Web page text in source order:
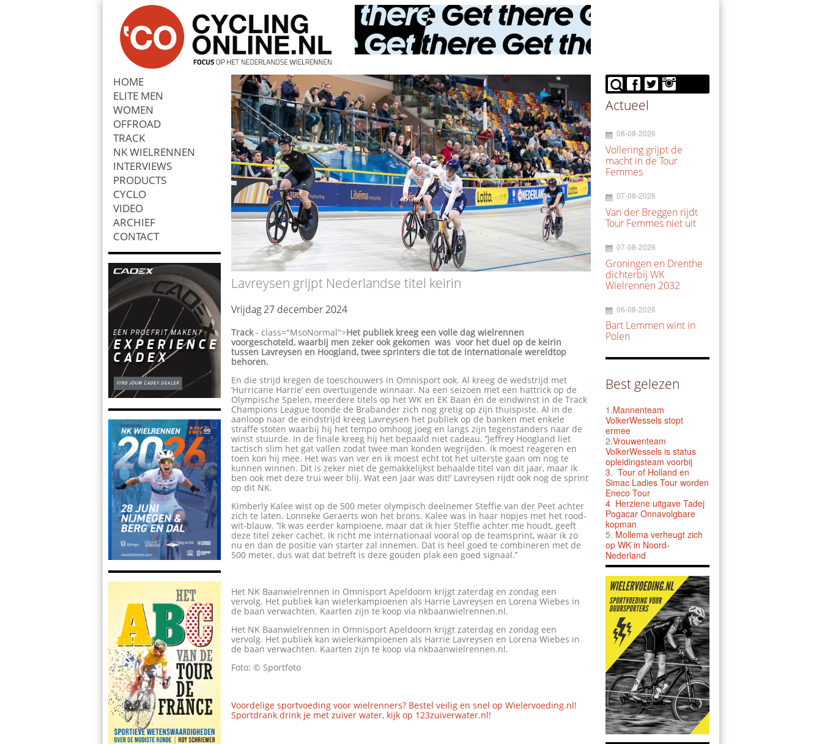
HOME
ELITE MEN
WOMEN
OFFROAD
TRACK
NK WIELRENNEN
INTERVIEWS
PRODUCTS
CYCLO
VIDEO
ARCHIEF
CONTACT
Zoek
Lavreysen grijpt Nederlandse titel keirin
Vrijdag 27 december 2024
Track- class="MsoNormal">Het publiek kreeg een volle dag wielrennen
voorgeschoteld, waarbij men zeker ook gekomen was voor het duel op de keirin
tussen Lavreysen en Hoogland, twee sprinters die tot de internationale wereldtop
behoren.
En die strijd kregen de toeschouwers in Omnisport ook. Al kreeg de wedstrijd met
‘Hurricane Harrie’ een overtuigende winnaar. Na een seizoen met een hattrick op de
Olympische Spelen, meerdere titels op het WK en EK Baan én de eindwinst in de Track
Champions League toonde de Brabander zich nog gretig op zijn thuispiste. Al in de
aanloop naar de eindstrijd kreeg Lavreysen het publiek op de banken met enkele
straffe stoten waarbij hij het tempo omhoog joeg en langs zijn tegenstanders naar de
winst stuurde. In de finale kreeg hij het bepaald niet cadeau. ‘’Jeffrey Hoogland liet
tactisch slim het gat vallen zodat twee man konden wegrijden. Ik moest reageren en
toen kon hij mee. Het was van ver en ik moest echt tot het uiterste gaan om nog te
kunnen winnen. Dit is zeker niet de gemakkelijkst behaalde titel van dit jaar, maar ik
ben ook met deze trui weer blij. Wat een jaar was dit!’ Lavreysen rijdt ook nog de sprint
op dit NK.
Kimberly Kalee wist op de 500 meter olympisch deelnemer Steffie van der Peet achter
zich te laten. Lonneke Geraerts won het brons. Kalee was in haar nopjes met het rood-
wit-blauw. ‘’Ik was eerder kampioene, maar dat ik hier Steffie achter me houdt, geeft
deze titel zeker cachet. Ik richt me internationaal vooral op de teamsprint, waar ik zo
nu en dan de positie van starter zal innemen. Dat is heel goed te combineren met de
500 meter, dus wat dat betreft is deze gouden plak een goed signaal.’’
Het NK Baanwielrennen in Omnisport Apeldoorn krijgt zaterdag en zondag een
vervolg. Het publiek kan wielerkampioenen als Harrie Lavreysen en Lorena Wiebes in
de baan verwachten. Kaarten zijn te koop via nkbaanwielrennen.nl.
Het NK Baanwielrennen in Omnisport Apeldoorn krijgt zaterdag en zondag een
vervolg. Het publiek kan wielerkampioenen als Harrie Lavreysen en Lorena Wiebes in
de baan verwachten. Kaarten zijn te koop via nkbaanwielrennen.nl.
Foto: © Sportfoto
Voordelige sportvoeding voor wielrenners? Bestel veilig en snel op Wielervoeding.nl!
Sportdrank drink je met zuiver water, kijk op 123zuiverwater.nl!
Actueel
08-08-2026
Vollering grijpt de
macht in de Tour
Femmes
07-08-2026
Van der Breggen rijdt
Tour Femmes niet uit
07-08-2026
Groningen en Drenthe
dichterbij WK
Wielrennen 2032
06-08-2026
Bart Lemmen wint in
Polen
Best gelezen
1.Mannenteam
VolkerWessels stopt
ermee
2.Vrouwenteam
VolkerWessels is status
opleidingsteam voorbij
3. Tour of Holland en
Simac Ladies Tour worden
Eneco Tour
4 Herziene uitgave Tadej
Pogacar Onnavolgbare
kopman
5. Mollema verheugt zich
op WK in Noord-
Nederland